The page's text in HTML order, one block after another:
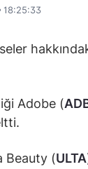
18:25:33
Adobe (
Beauty (ULTA